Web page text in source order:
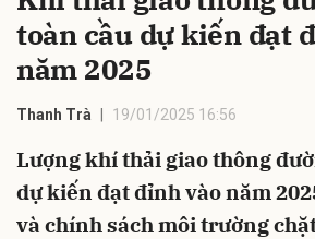
toàn cầu dự kiến đạt
năm 2025
Thanh Trà 19/01/2025 16:56
Lượng khí thải giao thông
dự kiến đạt đỉnh vào năm
và chính sách môi trường